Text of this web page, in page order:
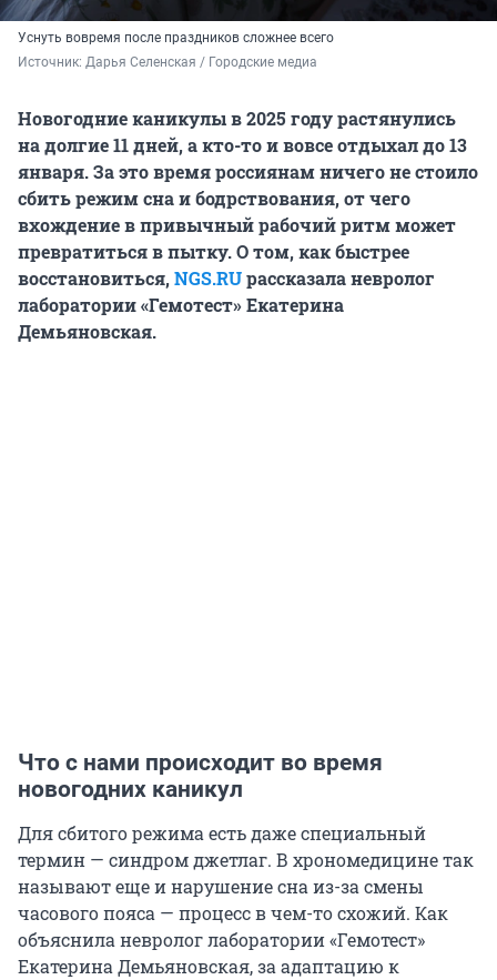
Уснуть вовремя после праздников сложнее всего
Источник: Дарья Селенская / Городские медиа
Новогодние каникулы в 2025 году растянулись
на долгие 11 дней, а кто-то и вовсе отдыхал до 13
января. За это время россиянам ничего не стоило
сбить режим сна и бодрствования, от чего
вхождение в привычный рабочий ритм может
превратиться в пытку. О том, как быстрее
восстановиться,NGS.RUрассказала невролог
лаборатории «Гемотест» Екатерина
Демьяновская.
Что с нами происходит во время
новогодних каникул
Для сбитого режима есть даже специальный
термин — синдром джетлаг. В хрономедицине так
называют еще и нарушение сна из-за смены
часового пояса — процесс в чем-то схожий. Как
объяснила невролог лаборатории «Гемотест»
Екатерина Демьяновская, за адаптацию к